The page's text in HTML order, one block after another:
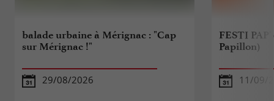
balade urbaine à Mérignac : "Cap
sur Mérignac !"
29/08/2026
FESTI
Papillon)
11/09/